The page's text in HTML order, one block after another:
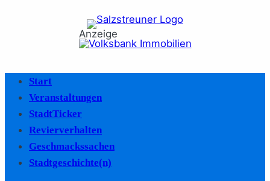
Anzeige
Start
Veranstaltungen
StadtTicker
Revierverhalten
Geschmackssachen
Stadtgeschichte(n)